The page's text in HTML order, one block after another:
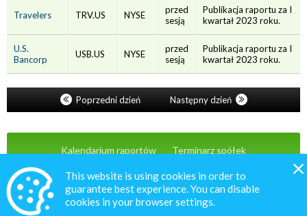
Travelers TRV.US NYSE
przed
sesją
Publikacja raportu za I
kwartał 2023 roku.
U.S.
Bancorp
USB.US NYSE
przed
sesją
Publikacja raportu za I
kwartał 2023 roku.
Poprzedni dzień Następny dzień
Kalendarium raportów
Terminarz spółek
© 2020 MacroNext.pl
This website is using cookies in order to
guarantee best experience. You can disable
cookies in your browser settings.